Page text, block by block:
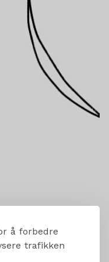
å forbedre
trafikken